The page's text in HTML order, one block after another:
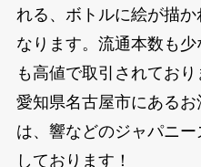
れる、ボトルに絵が描
なります。流通本数も
も高値で取引されており
愛知県名古屋市にある
は、響などのジャパニ
しております！